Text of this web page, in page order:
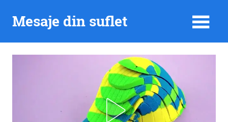
Mesaje din suflet